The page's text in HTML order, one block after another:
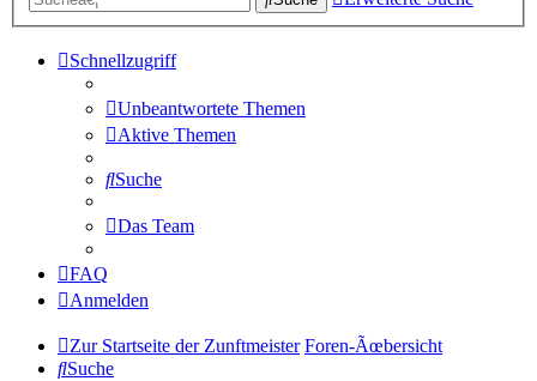
Schnellzugriff
Unbeantwortete Themen
Aktive Themen
Suche
Das Team
FAQ
Anmelden
Zur Startseite der Zunftmeister Foren-Ãœbersicht
Suche